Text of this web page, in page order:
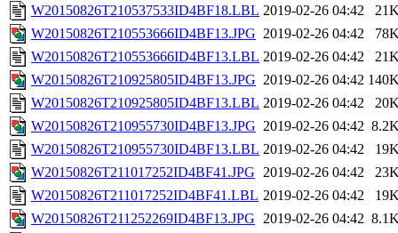
W20150826T210537533ID4BF18.LBL 2019-02-26 04:42
W20150826T210553666ID4BF13.JPG 2019-02-26 04:42
W20150826T210553666ID4BF13.LBL 2019-02-26 04:42
W20150826T210925805ID4BF13.JPG 2019-02-26 04:42
W20150826T210925805ID4BF13.LBL 2019-02-26 04:42
W20150826T210955730ID4BF13.JPG 2019-02-26 04:42
W20150826T210955730ID4BF13.LBL 2019-02-26 04:42
W20150826T211017252ID4BF41.JPG 2019-02-26 04:42
W20150826T211017252ID4BF41.LBL 2019-02-26 04:42
W20150826T211252269ID4BF13.JPG 2019-02-26 04:42